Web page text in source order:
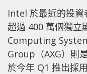
Intel 於最近的投資
超過 400 萬個獨
Computing
Group（AXG）則
於今年 Q1 推出採